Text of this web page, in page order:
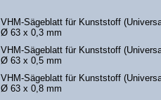
VHM-Sägeblatt für Kunststoff
Ø 63 x 0,3 mm
VHM-Sägeblatt für Kunststoff
Ø 63 x 0,5 mm
VHM-Sägeblatt für Kunststoff
Ø 63 x 0,8 mm